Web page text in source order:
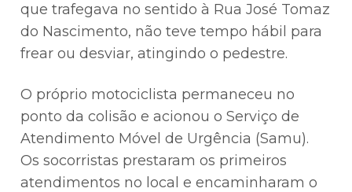
que trafegava no sentido à Rua José Tomaz
do Nascimento, não teve tempo hábil para
frear ou desviar, atingindo o pedestre.
O próprio motociclista permaneceu no
ponto da colisão e acionou o Serviço de
Atendimento Móvel de Urgência (Samu).
Os socorristas prestaram os primeiros
atendimentos no local e encaminharam o